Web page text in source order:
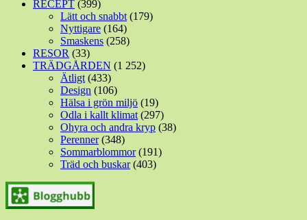
RECEPT (399)
Lätt och snabbt (179)
Nyttigare (164)
Smaskens (258)
RESOR (33)
TRÄDGÅRDEN (1 252)
Ätligt (433)
Design (106)
Hälsa i grön miljö (19)
Odla i kallt klimat (297)
Ohyra och andra kryp (38)
Perenner(348)
Sommarblommor(191)
Träd och buskar(403)